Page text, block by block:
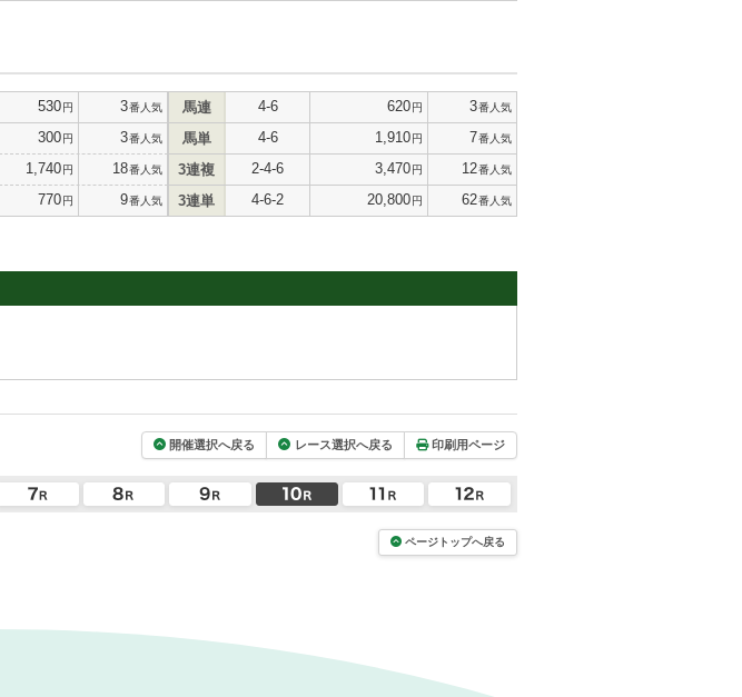
530円 3番人気
300円 3番人気
1,740円 18番人気
770円 9番人気
馬連 4-6 620円 3番人気
馬単 4-6 1,910円 7番人気
3連複 2-4-6 3,470円 12番人気
3連単 4-6-2 20,800円 62番人気
開催選択へ戻る レース選択へ戻る 印刷用ページ
ページトップへ戻る